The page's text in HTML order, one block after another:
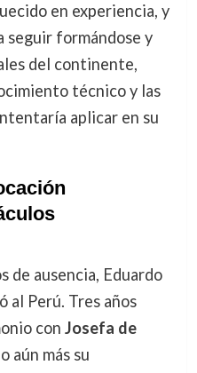
en experiencia, y
seguir formándose y
del continente,
técnico y las
aplicar en su
de ausencia, Eduardo
al Perú. Tres años
con Josefa de
aún más su